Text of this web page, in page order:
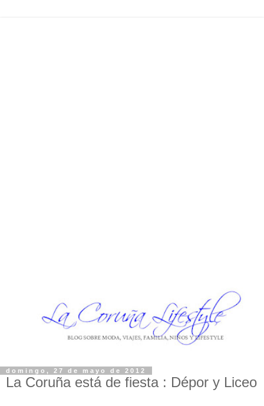
domingo, 27 de mayo de 2012
La Coruña está de fiesta : Dépor y Liceo